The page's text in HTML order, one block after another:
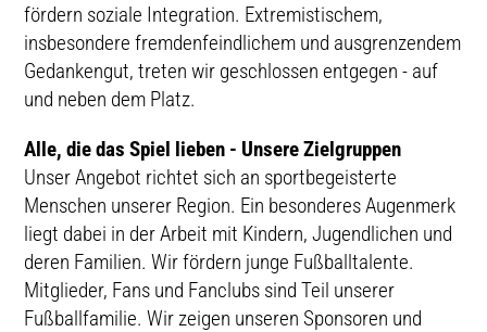
fördern soziale Integration. Extremistischem,
insbesondere fremdenfeindlichem und ausgrenzendem
Gedankengut, treten wir geschlossen entgegen - auf
und neben dem Platz.
Alle, die das Spiel lieben - Unsere Zielgruppen
Unser Angebot richtet sich an sportbegeisterte
Menschen unserer Region. Ein besonderes Augenmerk
liegt dabei in der Arbeit mit Kindern, Jugendlichen und
deren Familien. Wir fördern junge Fußballtalente.
Mitglieder, Fans und Fanclubs sind Teil unserer
Fußballfamilie. Wir zeigen unseren Sponsoren und